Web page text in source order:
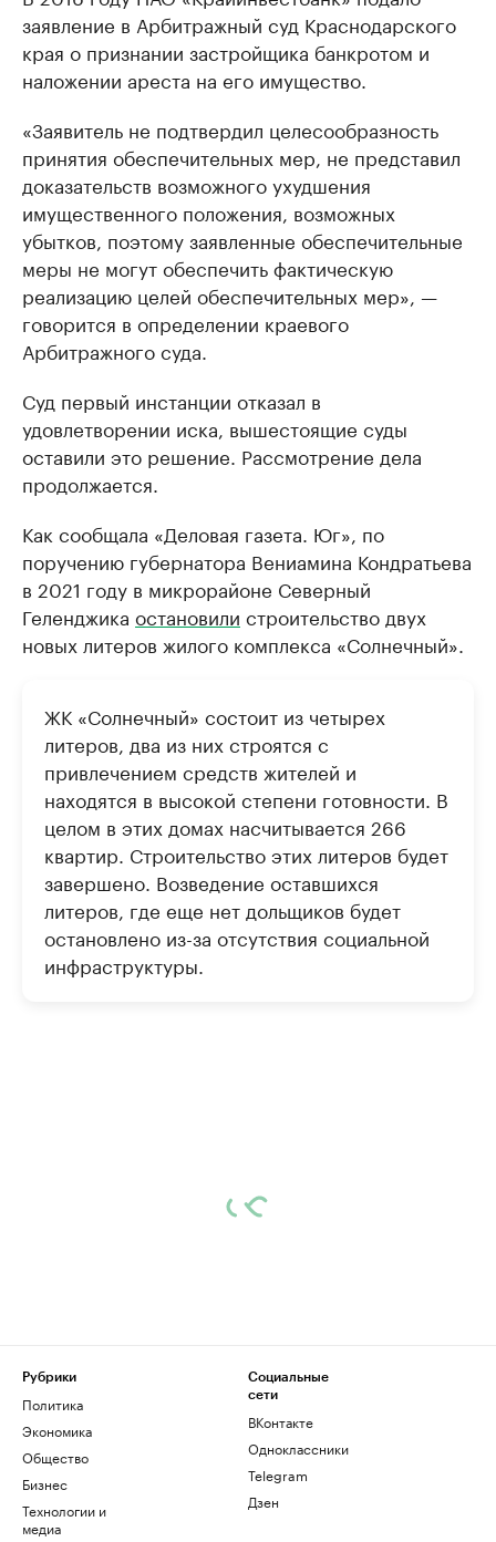
заявление в Арбитражный суд Краснодарского
края о признании застройщика банкротом и
наложении ареста на его имущество.
«Заявитель не подтвердил целесообразность
принятия обеспечительных мер, не представил
доказательств возможного ухудшения
имущественного положения, возможных
убытков, поэтому заявленные обеспечительные
меры не могут обеспечить фактическую
реализацию целей обеспечительных мер», —
говорится в определении краевого
Арбитражного суда.
Суд первый инстанции отказал в
удовлетворении иска, вышестоящие суды
оставили это решение. Рассмотрение дела
продолжается.
Как сообщала «Деловая газета. Юг», по
поручению губернатора Вениамина Кондратьева
в 2021 году в микрорайоне Северный
Геленджика остановили строительство двух
новых литеров жилого комплекса «Солнечный».
ЖК «Солнечный» состоит из четырех
литеров, два из них строятся с
привлечением средств жителей и
находятся в высокой степени готовности. В
целом в этих домах насчитывается 266
квартир. Строительство этих литеров будет
завершено. Возведение оставшихся
литеров, где еще нет дольщиков будет
остановлено из-за отсутствия социальной
инфраструктуры.
Рубрики
Политика
Экономика
Общество
Бизнес
Технологии и
медиа
Социальные
сети
ВКонтакте
Одноклассники
Telegram
Дзен